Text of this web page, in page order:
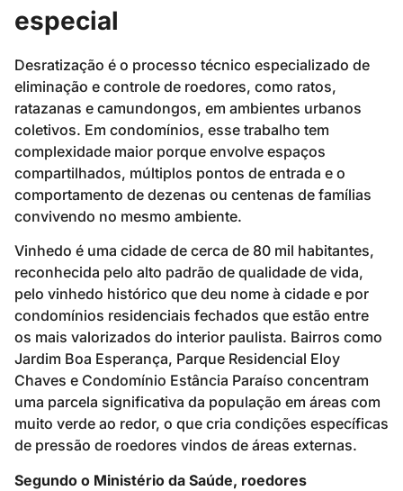
especial
Desratização é o processo técnico especializado de
eliminação e controle de roedores, como ratos,
ratazanas e camundongos, em ambientes urbanos
coletivos. Em condomínios, esse trabalho tem
complexidade maior porque envolve espaços
compartilhados, múltiplos pontos de entrada e o
comportamento de dezenas ou centenas de famílias
convivendo no mesmo ambiente.
Vinhedo é uma cidade de cerca de 80 mil habitantes,
reconhecida pelo alto padrão de qualidade de vida,
pelo vinhedo histórico que deu nome à cidade e por
condomínios residenciais fechados que estão entre
os mais valorizados do interior paulista. Bairros como
Jardim Boa Esperança, Parque Residencial Eloy
Chaves e Condomínio Estância Paraíso concentram
uma parcela significativa da população em áreas com
muito verde ao redor, o que cria condições específicas
de pressão de roedores vindos de áreas externas.
Segundo o Ministério da Saúde, roedores